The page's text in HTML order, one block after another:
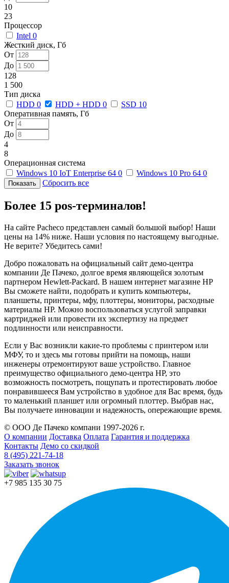
10
23
Процессор
Intel 0
Жесткий диск, Гб
От
До
128
1 500
Тип диска
HDD 0 HDD + HDD 0 SSD 10
Оперативная память, Гб
От
До
4
8
Операционная система
Windows 10 IoT Enterprise 64 0 Windows 10 Pro 64 0
Сбросить все
Более 15 pos-терминалов!
На сайте Pacheco представлен самый большой выбор! Наши
цены на 14% ниже. Наши условия по настоящему выгодные.
Не верите? Убедитесь сами!
Добро пожаловать на официальный сайт демо-центра
компании Де Пачеко, долгое время являющейся золотым
партнером Hewlett-Packard. В нашем интернет магазине HP
Вы сможете найти, подобрать и купить компьютеры,
планшеты, принтеры, мфу, плоттеры, мониторы, расходные
материалы HP. Можно воспользоваться услугой заправки
картриджей или провести их экспертизу на предмет
подлинности или неисправности.
Если у Вас возникли какие-то проблемы с принтером или
МФУ, то и здесь мы готовы прийти на помощь, наши
инженеры отремонтируют ваше устройство. Главное
преимущество официального демо-центра HP, это
возможность посмотреть, пощупать и протестировать любое
понравившееся Вам устройство в удобное для Вас время, будь
то маленький планшет или огромный плоттер. Выбрав нас,
Вы получаете инновации и надежность, опережающие время.
© ООО Де Пачеко компани 1997-2026 г.
О компании Доставка Оплата Гарантия и поддержка
Контакты Демо со скидкой
8 (495) 221-74-18
Заказать звонок
+7 985 135 30 75